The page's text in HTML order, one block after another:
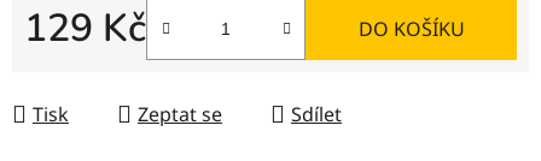
129 Kč DO KOŠÍKU
Tisk Zeptat se Sdílet